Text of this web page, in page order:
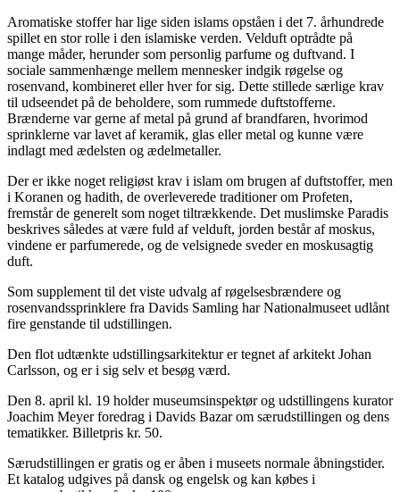
Aromatiske stoffer har lige siden islams opståen i det 7. århundrede
spillet en stor rolle i den islamiske verden. Velduft optrådte på
mange måder, herunder som personlig parfume og duftvand. I
sociale sammenhænge mellem mennesker indgik røgelse og
rosenvand, kombineret eller hver for sig. Dette stillede særlige krav
til udseendet på de beholdere, som rummede duftstofferne.
Brænderne var gerne af metal på grund af brandfaren, hvorimod
sprinklerne var lavet af keramik, glas eller metal og kunne være
indlagt med ædelsten og ædelmetaller.
Der er ikke noget religiøst krav i islam om brugen af duftstoffer, men
i Koranen og hadith, de overleverede traditioner om Profeten,
fremstår de generelt som noget tiltrækkende. Det muslimske Paradis
beskrives således at være fuld af velduft, jorden består af moskus,
vindene er parfumerede, og de velsignede sveder en moskusagtig
duft.
Som supplement til det viste udvalg af røgelsesbrændere og
rosenvandssprinklere fra Davids Samling har Nationalmuseet udlånt
fire genstande til udstillingen.
Den flot udtænkte udstillingsarkitektur er tegnet af arkitekt Johan
Carlsson, og er i sig selv et besøg værd.
Den 8. april kl. 19 holder museumsinspektør og udstillingens kurator
Joachim Meyer foredrag i Davids Bazar om særudstillingen og dens
tematikker. Billetpris kr. 50.
Særudstillingen er gratis og er åben i museets normale åbningstider.
Et katalog udgives på dansk og engelsk og kan købes i